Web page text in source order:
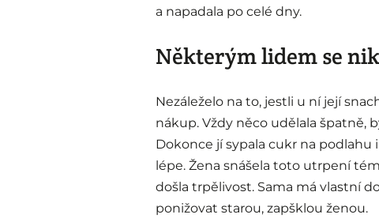
a napadala po celé dny.
Některým lidem se
Nezáleželo na to, jestli u ní její
nákup. Vždy něco udělala špatně,
Dokonce jí sypala cukr na
lépe. Žena snášela toto utrpení
došla trpělivost. Sama má vlastní
ponižovat starou, zapšklou ženou.